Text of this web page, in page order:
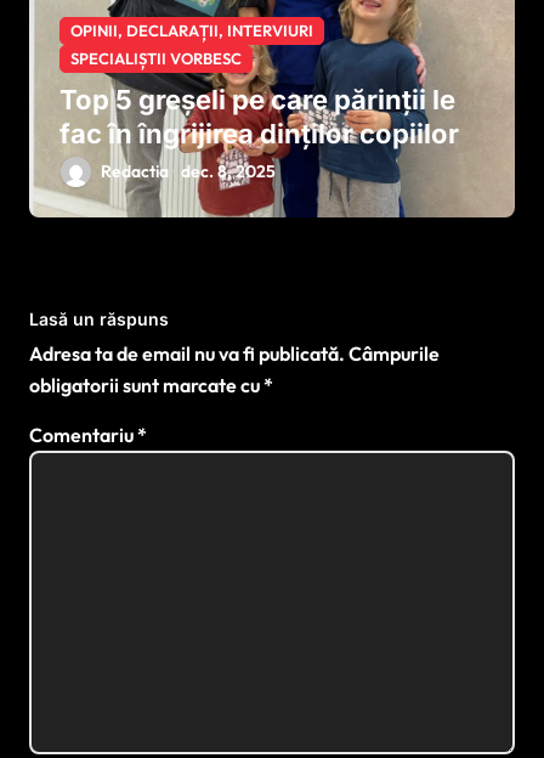
OPINII, DECLARAȚII, INTERVIURI
SPECIALIȘTII VORBESC
Top 5 greșeli pe care părinții le
fac în îngrijirea dinților copiilor
Redactia dec. 8, 2025
Lasă un răspuns
Adresa ta de email nu va fi publicată. Câmpurile
obligatorii sunt marcate cu*
Comentariu*